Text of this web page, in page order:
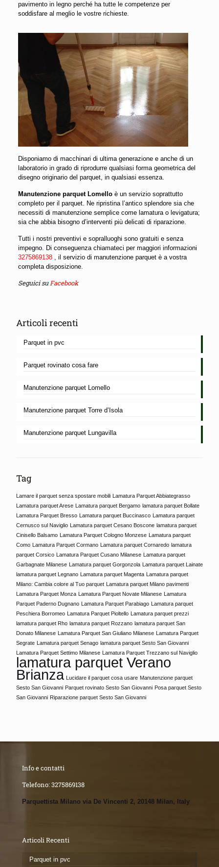
pavimento in legno perché ha tutte le competenze per
soddisfare al meglio le vostre richieste.
Disponiamo di macchinari di ultima generazione e anche di un
laboratorio in grado di riprodurre qualsiasi forma geometrica del
disegno originario del parquet, in qualsiasi essenza.
Manutenzione parquet Lomello è un servizio soprattutto
completo per il parquet. Ne ripristina l’antico splendore sia che
necessiti di manutenzione semplice come lamatura o levigatura;
sia che abbia bisogno d’interventi più delicati di riparazione.
Tutti i nostri preventivi e sopralluoghi sono gratuiti e senza
impegno. Di conseguenza chiamateci per maggiori informazioni
3275869138 , il servizio di manutenzione parquet è a vostra
completa disposizione.
Seguici suFacebook
Articoli recenti
Parquet in pvc
Parquet rovinato cosa fare
Manutenzione parquet Lomello
Manutenzione parquet Torre d’Isola
Manutenzione parquet Lungavilla
Tag
Lamare il parquet senza spostare mobili Lamatura Parquet Abbiategrasso
Lamatura parquet Arese Lamatura parquet Bergamo lamatura parquet Bollate
Lamatura Parquet Bresso Lamatura parquet Buccinasco Lamatura parquet
Cernusco sul Naviglio Lamatura parquet Cesano Boscone lamatura parquet
Cinisello Balsamo Lamatura Parquet Cologno Monzese Lamatura parquet
Como Lamatura Parquet Cormano Lamatura parquet Cornaredo lamatura
parquet Corsico Lamatura Parquet Cusano Milanese Lamatura parquet
Garbagnate Milanese Lamatura parquet Gorgonzola Lamatura parquet Lainate
lamatura parquet Legnano Lamatura parquet Magenta Lamatura parquet
Milano: Cambia colore al Tuo parquet Lamatura parquet Milano pavimenti
Lamatura Parquet Monza Lamatura Parquet Novate Milanese Lamatura
Parquet Paderno Dugnano Lamatura Parquet Parabiago Lamatura parquet
Peschiera Borromeo Lamatura Parquet Pioltello Lamatura parquet prezzi
lamatura parquet Rho lamatura parquet Rozzano lamatura parquet San
Donato Milanese Lamatura Parquet San Giuliano Milanese Lamatura Parquet
Segrate Lamatura parquet Senago lamatura parquet Sesto San Giovanni
Lamatura Parquet Settimo Milanese Lamatura Parquet Trezzano sul Naviglio
lamatura parquet Verano
Brianza Lucidare il parquet cosa usare Manutenzione parquet
Sesto San Giovanni Parquet rovinato Sesto San Giovanni Posa parquet Sesto
San Giovanni Riparazione parquet Sesto San Giovanni
Info e contatti
Telefono:3275869138
Parquettista Milano via De Vincenti 2, 20148 Milan, Italy
Articoli Recenti
Parquet in pvc